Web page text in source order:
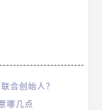
合创始人？
哪几点